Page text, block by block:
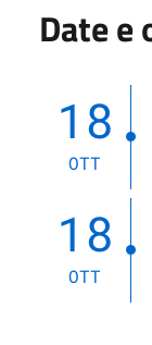
Date e
18
OTT
18
OTT